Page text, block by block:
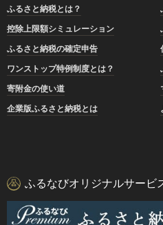
ふるさと納税とは？
控除上限額シミュレーション
ふるさと納税の確定申告
ワンストップ特例制度とは？
寄附金の使い道
企業版ふるさと納税とは
ふるなびオリジナルサービ